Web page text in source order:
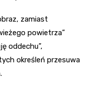
zamiast
powietrza”
oddechu”,
określeń przesuwa